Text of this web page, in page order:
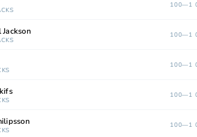
100—1
100—1
100—1
100—1
100—1